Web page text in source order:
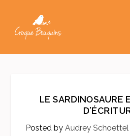
LE SARDINOSAURE
Posted by Audrey Schoettel